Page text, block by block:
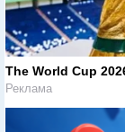
The World Cup
Реклама